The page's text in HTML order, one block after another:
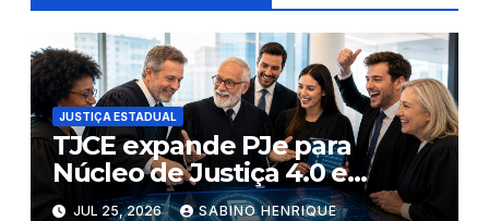
JUSTIÇA ESTADUAL
TJCE expande PJe para
Núcleo de Justiça 4.0 e
conclui digitalização criminal
JUL 25, 2026 SABINO HENRIQUE